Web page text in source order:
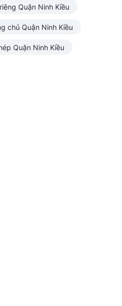
Quận Ninh Kiều
chủ Quận Ninh Kiều
Quận Ninh Kiều